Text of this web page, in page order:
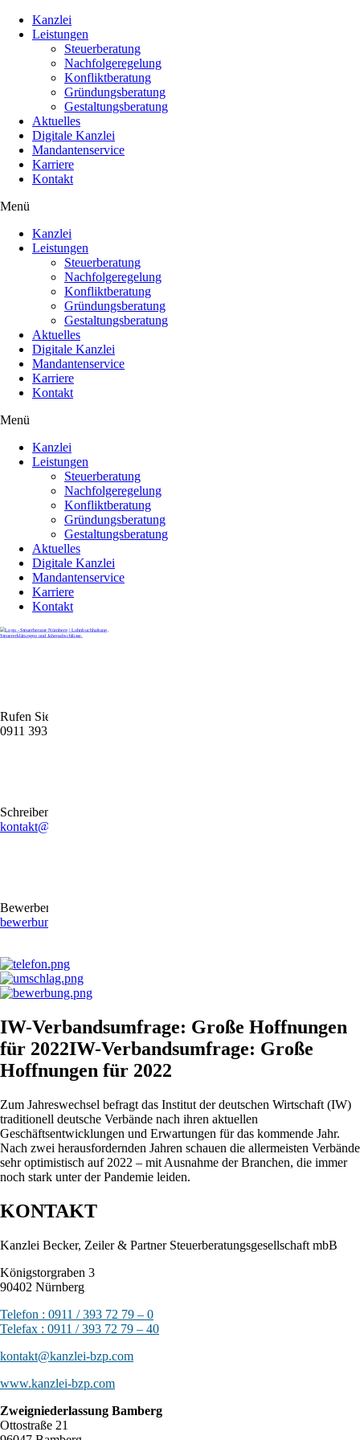
Kanzlei
Leistungen
Steuerberatung
Nachfolgeregelung
Konfliktberatung
Gründungsberatung
Gestaltungsberatung
Aktuelles
Digitale Kanzlei
Mandantenservice
Karriere
Kontakt
Menü
Kanzlei
Leistungen
Steuerberatung
Nachfolgeregelung
Konfliktberatung
Gründungsberatung
Gestaltungsberatung
Aktuelles
Digitale Kanzlei
Mandantenservice
Karriere
Kontakt
Menü
Kanzlei
Leistungen
Steuerberatung
Nachfolgeregelung
Konfliktberatung
Gründungsberatung
Gestaltungsberatung
Aktuelles
Digitale Kanzlei
Mandantenservice
Karriere
Kontakt
Rufen Sie uns gerne an
0911 39372790
Schreiben Sie uns gerne eine E-Mail
kontakt@stb-becker-zeiler.de
Bewerben Sie sich online oder per E-Mail
bewerbung@stb-becker-zeiler.de
IW-Verbandsumfrage: Große Hoffnungen
für 2022IW-Verbandsumfrage: Große
Hoffnungen für 2022
Zum Jahreswechsel befragt das Institut der deutschen Wirtschaft (IW)
traditionell deutsche Verbände nach ihren aktuellen
Geschäftsentwicklungen und Erwartungen für das kommende Jahr.
Nach zwei herausfordernden Jahren schauen die allermeisten Verbände
sehr optimistisch auf 2022 – mit Ausnahme der Branchen, die immer
noch stark unter der Pandemie leiden.
KONTAKT
Kanzlei Becker, Zeiler & Partner Steuerberatungsgesellschaft mbB
Königstorgraben 3
90402 Nürnberg
Telefon : 0911 / 393 72 79 – 0
Telefax : 0911 / 393 72 79 – 40
kontakt@kanzlei-bzp.com
www.kanzlei-bzp.com
Zweigniederlassung Bamberg
Ottostraße 21